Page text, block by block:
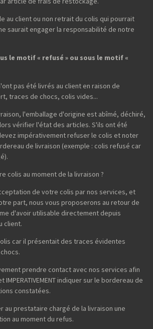
au client ou non retrait du colis qui pourrait
saurait engager la responsabilité de notre
le motif « refusé » ou sous le motif «
pas été livrés au client en raison de
traces de chocs, colis vides...
l'emballage d'origine est abîmé, déchiré,
vérifier l'état des articles. S'ils ont été
impérativement refuser le colis et noter
de livraison (exemple : colis refusé car
colis au moment de la livraison ?
de votre colis par nos services, et
part, nous vous proposerons au retour de
d'avoir utilisable directement depuis
client.
car il présentait des traces évidentes
prendre contact avec nos services afin
indiquer sur le bordereau de
constatées.
au prestataire chargé de la livraison une
au moment du refus.